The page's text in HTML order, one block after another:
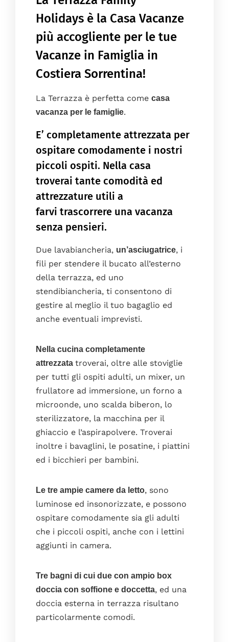
Holidays è la Casa Vacanze
più accogliente per le tue
Vacanze in Famiglia in
Costiera Sorrentina!
La Terrazza è perfetta come casa
vacanza per le famiglie.
E’ completamente attrezzata per
ospitare comodamente i nostri
piccoli ospiti. Nella casa
troverai tante comodità ed
attrezzature utili a
farvi trascorrere una vacanza
senza pensieri.
Due lavabiancheria, un’asciugatrice, i
fili per stendere il bucato all’esterno
della terrazza, ed uno
stendibiancheria, ti consentono di
gestire al meglio il tuo bagaglio ed
anche eventuali imprevisti.
Nella cucina completamente
attrezzata troverai, oltre alle stoviglie
per tutti gli ospiti adulti, un mixer, un
frullatore ad immersione, un forno a
microonde, uno scalda biberon, lo
sterilizzatore, la macchina per il
ghiaccio e l’aspirapolvere. Troverai
inoltre i bavaglini, le posatine, i piattini
ed i bicchieri per bambini.
Le tre ampie camere da letto, sono
luminose ed insonorizzate, e possono
ospitare comodamente sia gli adulti
che i piccoli ospiti, anche con i lettini
aggiunti in camera.
Tre bagni di cui due con ampio box
doccia con soffione e doccetta, ed una
doccia esterna in terrazza risultano
particolarmente comodi.
Home
La casa
La cucina
Le camere da letto
La terrazza
I bagni
Le foto
Il blog
Dove siamo
Faq
Prenota